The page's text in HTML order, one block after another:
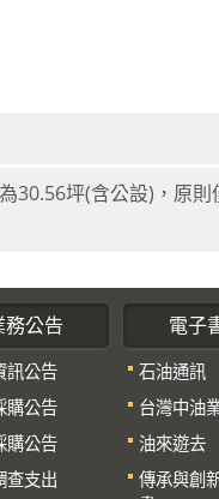
30.56坪(含公設)，原
務公告
訊公告
購公告
購公告
查支出
電子
石油通訊
台灣中油
油來遊去
傳承與創